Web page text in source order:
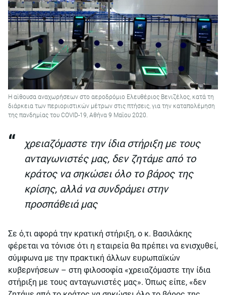
Η αίθουσα αναχωρήσεων στο αεροδρόμιο Ελευθέριος Βενιζέλος, κατά τη
διάρκεια των περιοριστικών μέτρων στις πτήσεις, για την καταπολέμηση
της πανδημίας του COVID-19, Αθήνα 9 Μαΐου 2020.
χρειαζόμαστε την ίδια στήριξη με τους
ανταγωνιστές μας, δεν ζητάμε από το
κράτος να σηκώσει όλο το βάρος της
κρίσης, αλλά να συνδράμει στην
προσπάθειά μας
Σε ό,τι αφορά την κρατική στήριξη, ο κ. Βασιλάκης
φέρεται να τόνισε ότι η εταιρεία θα πρέπει να ενισχυθεί,
σύμφωνα με την πρακτική άλλων ευρωπαϊκών
κυβερνήσεων – στη φιλοσοφία «χρειαζόμαστε την ίδια
στήριξη με τους ανταγωνιστές μας». Όπως είπε, «δεν